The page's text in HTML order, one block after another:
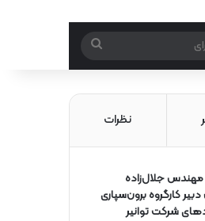
برای
نظرات
جلال‌زاده
كارگروه برون‌سپاری
شركت توانیر